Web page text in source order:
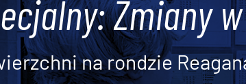
Zmiany
na rondzie